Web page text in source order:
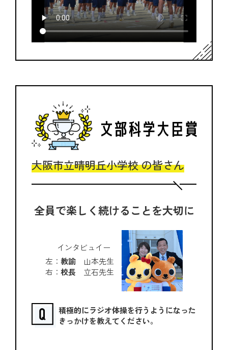
大阪市立晴明丘小学校 の皆さん
全員で楽しく続けることを大切に
インタビュイー
左：教諭 山本先生
右：校長 立石先生
積極的にラジオ体操を行うようになった
きっかけを教えてください。